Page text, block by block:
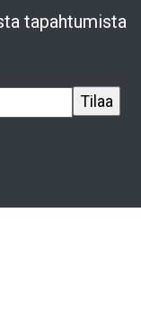
tapahtumista